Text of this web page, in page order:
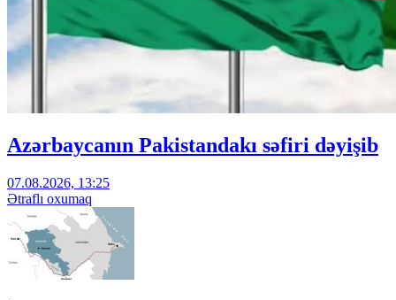
Azərbaycanın Pakistandakı səfiri dəyişib
07.08.2026, 13:25
Ətraflı oxumaq